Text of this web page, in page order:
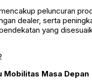
peluncuran
dealer, serta
yang
Mobilitas Masa Depan